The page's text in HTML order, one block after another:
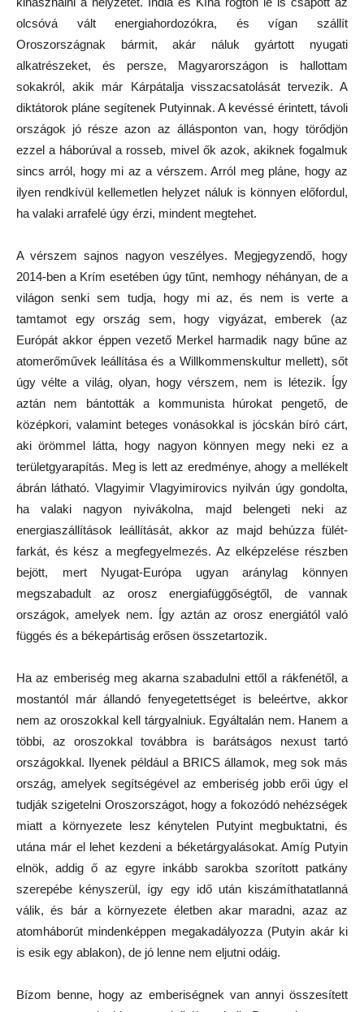
olcsóvá vált energiahordozókra, és vígan szállít
Oroszországnak bármit, akár náluk gyártott nyugati
alkatrészeket, és persze, Magyarországon is hallottam
sokakról, akik már Kárpátalja visszacsatolását tervezik. A
diktátorok pláne segítenek Putyinnak. A kevéssé érintett, távoli
országok jó része azon az állásponton van, hogy törődjön
ezzel a háborúval a rosseb, mivel ők azok, akiknek fogalmuk
sincs arról, hogy mi az a vérszem. Arról meg pláne, hogy az
ilyen rendkívül kellemetlen helyzet náluk is könnyen előfordul,
ha valaki arrafelé úgy érzi, mindent megtehet.
A vérszem sajnos nagyon veszélyes. Megjegyzendő, hogy
2014-ben a Krím esetében úgy tűnt, nemhogy néhányan, de a
világon senki sem tudja, hogy mi az, és nem is verte a
tamtamot egy ország sem, hogy vigyázat, emberek (az
Európát akkor éppen vezető Merkel harmadik nagy bűne az
atomerőművek leállítása és a Willkommenskultur mellett), sőt
úgy vélte a világ, olyan, hogy vérszem, nem is létezik. Így
aztán nem bántották a kommunista húrokat pengető, de
középkori, valamint beteges vonásokkal is jócskán bíró cárt,
aki örömmel látta, hogy nagyon könnyen megy neki ez a
területgyarapítás. Meg is lett az eredménye, ahogy a mellékelt
ábrán látható. Vlagyimir Vlagyimirovics nyilván úgy gondolta,
ha valaki nagyon nyivákolna, majd belengeti neki az
energiaszállítások leállítását, akkor az majd behúzza fülét-
farkát, és kész a megfegyelmezés. Az elképzelése részben
bejött, mert Nyugat-Európa ugyan aránylag könnyen
megszabadult az orosz energiafüggőségtől, de vannak
országok, amelyek nem. Így aztán az orosz energiától való
függés és a békepártiság erősen összetartozik.
Ha az emberiség meg akarna szabadulni ettől a rákfenétől, a
mostantól már állandó fenyegetettséget is beleértve, akkor
nem az oroszokkal kell tárgyalniuk. Egyáltalán nem. Hanem a
többi, az oroszokkal továbbra is barátságos nexust tartó
országokkal. Ilyenek például a BRICS államok, meg sok más
ország, amelyek segítségével az emberiség jobb erői úgy el
tudják szigetelni Oroszországot, hogy a fokozódó nehézségek
miatt a környezete lesz kénytelen Putyint megbuktatni, és
utána már el lehet kezdeni a béketárgyalásokat. Amíg Putyin
elnök, addig ő az egyre inkább sarokba szorított patkány
szerepébe kényszerül, így egy idő után kiszámíthatatlanná
válik, és bár a környezete életben akar maradni, azaz az
atomháborút mindenképpen megakadályozza (Putyin akár ki
is esik egy ablakon), de jó lenne nem eljutni odáig.
Bízom benne, hogy az emberiségnek van annyi összesített